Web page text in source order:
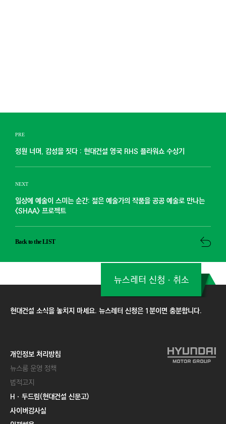
PRE
정원 너머, 감성을 짓다 : 현대건설 영국 RHS 플라워쇼 수상기
NEXT
일상에 예술이 스미는 순간: 젊은 예술가의 작품을 공공 예술로 만나는
<SHAA> 프로젝트
Back to the LIST
현대건설 소식을 놓치지 마세요. 뉴스레터 신청은 1분이면 충분합니다.
뉴스레터 신청ㆍ취소
개인정보 처리방침
뉴스룸 운영 정책
법적고지
Hㆍ두드림(현대건설 신문고)
사이버감사실